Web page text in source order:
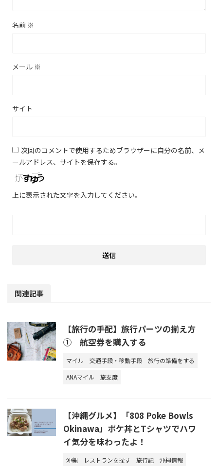
名前 ※
メール ※
サイト
次回のコメントで使用するためブラウザーに自分の名前、メ
ールアドレス、サイトを保存する。
上に表示された文字を入力してください。
関連記事
【旅行の手配】旅行パーツの揃え方
① 航空券を購入する
マイル 交通手段・移動手段
旅行の準備をする
ANAマイル
旅支度
【沖縄グルメ】「808 Poke Bowls
Okinawa」ポケ丼とTシャツでハワ
イ気分を味わったよ！
沖縄 レストランを探す 旅行記 沖縄情報